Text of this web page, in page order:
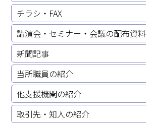
チラシ・FAX
講演会・セミナー・会議の配布資料
新聞記事
当所職員の紹介
他支援機関の紹介
取引先・知人の紹介